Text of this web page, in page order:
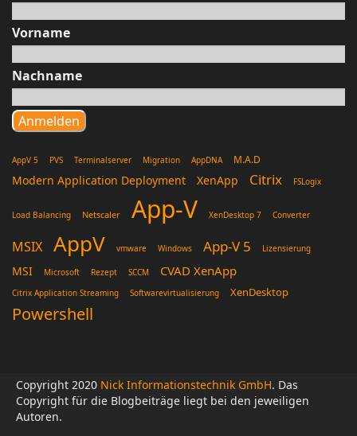
Vorname
Nachname
AppV 5 PVS Terminalserver Migration AppDNA M.A.D
Modern Application Deployment XenApp Citrix FSLogix
Load Balancing Netscaler App-V XenDesktop 7 Converter
MSIX AppV vmware Windows App-V 5 Lizensierung
MSI Microsoft Rezept SCCM CVAD XenApp
Citrix Application Streaming Softwarevirtualisierung XenDesktop
Powershell
Copyright 2020 Nick Informationstechnik GmbH. Das
Copyright für die Blogbeiträge liegt bei den jeweiligen
Autoren.